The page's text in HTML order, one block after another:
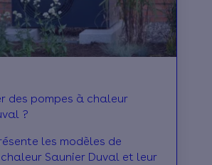
des pompes à chaleur
?
les modèles de
Saunier Duval et leur